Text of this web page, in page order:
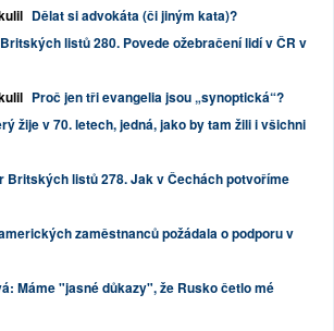
Dělat si advokáta (či jiným kata)?
listů 280. Povede ožebračení lidí v ČR v
Proč jen tři evangelia jsou „synoptická“?
žije v 70. letech, jedná, jako by tam žili i všichni
Britských listů 278. Jak v Čechách potvoříme
zaměstnanců požádala o podporu v
Máme "jasné důkazy", že Rusko četlo mé